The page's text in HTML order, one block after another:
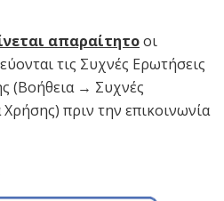
απαραίτητοοι
τις Συχνές Ερωτήσεις
(Βοήθεια → Συχνές
Χρήσης) πριν την επικοινωνία